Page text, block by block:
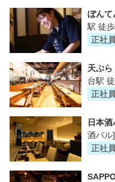
ぼんて
駅 徒
正社員
天ぷ
台駅
正社員
日本
酒バル
正社員